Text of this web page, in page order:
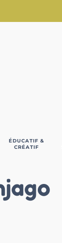
ÉDUCATIF &
CRÉATIF